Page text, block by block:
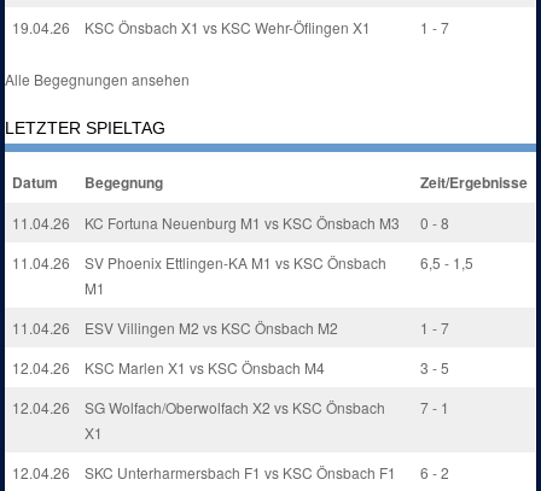
19.04.26
KSC Önsbach X1 vs KSC Wehr-Öflingen X1 1 - 7
Alle Begegnungen ansehen
LETZTER SPIELTAG
Datum Begegnung Zeit/Ergebnisse
11.04.26 KC Fortuna Neuenburg M1 vs KSC Önsbach M3
0 - 8
11.04.26
SV Phoenix Ettlingen-KA M1 vs KSC Önsbach
M1
6,5 - 1,5
11.04.26 ESV Villingen M2 vs KSC Önsbach M2
1 - 7
12.04.26
KSC Marlen X1 vs KSC Önsbach M4
3 - 5
12.04.26
SG Wolfach/Oberwolfach X2 vs KSC Önsbach
X1
7 - 1
12.04.26 SKC Unterharmersbach F1 vs KSC Önsbach F1 6 - 2